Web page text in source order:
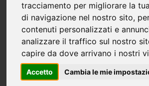
tracciamento per migliorare la
di navigazione nel nostro sito,
contenuti personalizzati e
analizzare il traffico sul nostro
capire da dove arrivano i nostri
Accetto Cambia le mie
Home Piccolo Formato
Volantini
Volantini e Flyer
Volantini e flyer
Promuovi la tua attività o il tuo